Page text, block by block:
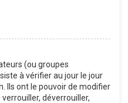
(ou groupes
à vérifier au jour le jour
Ils ont le pouvoir de modifier
déverrouiller,